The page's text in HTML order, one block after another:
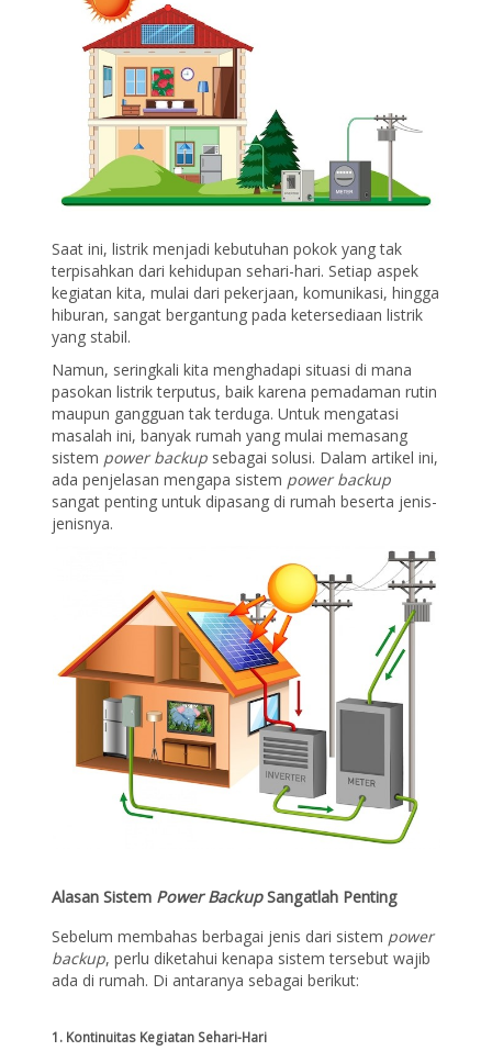
Saat ini, listrik menjadi kebutuhan pokok yang tak
terpisahkan dari kehidupan sehari-hari. Setiap aspek
kegiatan kita, mulai dari pekerjaan, komunikasi, hingga
hiburan, sangat bergantung pada ketersediaan listrik
yang stabil.
Namun, seringkali kita menghadapi situasi di mana
pasokan listrik terputus, baik karena pemadaman rutin
maupun gangguan tak terduga. Untuk mengatasi
masalah ini, banyak rumah yang mulai memasang
sistem power backup sebagai solusi. Dalam artikel ini,
ada penjelasan mengapa sistem power backup
sangat penting untuk dipasang di rumah beserta jenis-
jenisnya.
Alasan Sistem Power BackupSangatlah Penting
Sebelum membahas berbagai jenis dari sistem power
backup, perlu diketahui kenapa sistem tersebut wajib
ada di rumah. Di antaranya sebagai berikut:
1. Kontinuitas Kegiatan Sehari-Hari